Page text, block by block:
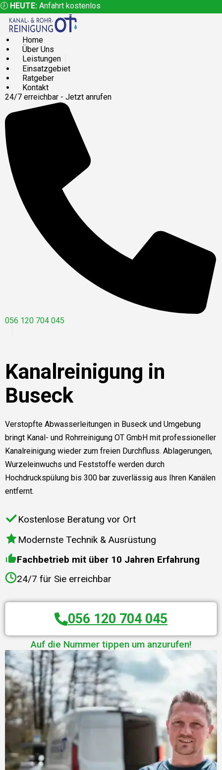
🕖 HEUTE: Anfahrt kostenlos
Home
Über Uns
Leistungen
Einsatzgebiet
Ratgeber
Kontakt
24/7 erreichbar - Jetzt anrufen
056 120 704 045
Kanalreinigung in
Buseck
Verstopfte Abwasserleitungen in Buseck und Umgebung
bringt Kanal- und Rohrreinigung OT GmbH mit professioneller
Kanalreinigung wieder zum freien Durchfluss. Ablagerungen,
Wurzeleinwuchs und Feststoffe werden durch
Hochdruckspülung bis 300 bar zuverlässig aus Ihren Kanälen
entfernt.
Kostenlose Beratung vor Ort
Modernste Technik & Ausrüstung
Fachbetrieb mit über 10 Jahren Erfahrung
24/7 für Sie erreichbar
056 120 704 045
Auf die Nummer tippen um anzurufen!